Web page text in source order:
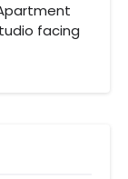
facing